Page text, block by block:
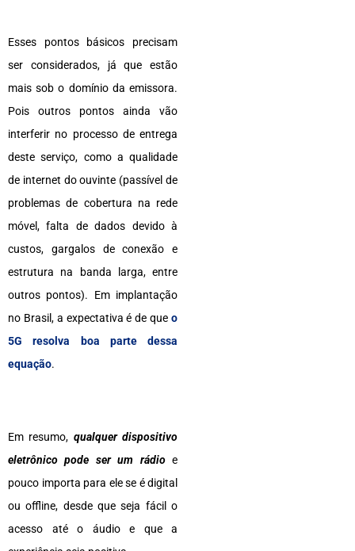
Esses pontos básicos precisam
ser considerados, já que estão
mais sob o domínio da emissora.
Pois outros pontos ainda vão
interferir no processo de entrega
deste serviço, como a qualidade
de internet do ouvinte (passível de
problemas de cobertura na rede
móvel, falta de dados devido à
custos, gargalos de conexão e
estrutura na banda larga, entre
outros pontos). Em implantação
no Brasil, a expectativa é de que o
5G resolva boa parte dessa
equação.
Em resumo, qualquer dispositivo
eletrônico pode ser um rádioe
pouco importa para ele se é digital
ou offline, desde que seja fácil o
acesso até o áudio e que a